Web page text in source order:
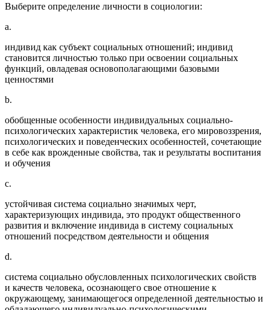
Выберите определение личности в социологии:
a.
индивид как субъект социальных отношений; индивид
становится личностью только при освоении социальных
функций, овладевая основополагающими базовыми
ценностями
b.
обобщенные особенности индивидуальных социально-
психологических характеристик человека, его мировоззрения,
психологических и поведенческих особенностей, сочетающие
в себе как врожденные свойства, так и результаты воспитания
и обучения
c.
устойчивая система социально значимых черт,
характеризующих индивида, это продукт общественного
развития и включение индивида в систему социальных
отношений посредством деятельности и общения
d.
система социально обусловленных психологических свойств
и качеств человека, осознающего свое отношение к
окружающему, занимающегося определенной деятельностью и